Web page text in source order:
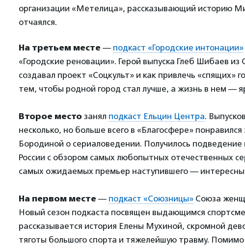
организации «Метелица», рассказывающий историю
отчаялся.
На третьем месте — подкаст «Городские интонации»
«Городские реновации». Герой выпуска Глеб Шибаев из
создавал проект «Соцкульт» и как привлечь «спящих»
тем, чтобы родной город стал лучше, а жизнь в нем —
Второе место занял подкаст Ельцин Центра.
несколько, но больше всего в «Благосфере»
Бородиной о сериаловедении. Получилось подведение
России с обзором самых любопытных отечественных
самых ожидаемых премьер наступившего —
На первом месте — подкаст «Союзницы» Союза
Новый сезон подкаста посвящен выдающимся
рассказывается история Елены Мухиной, скромной
тяготы большого спорта и тяжелейшую травму. Помимо